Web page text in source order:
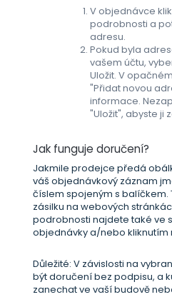
V objednávce
podrobnosti a
adresu.
Pokud byla
vašem účtu,
Uložit. V
"Přidat novou
informace.
"Uložit", abyste ji
Jak funguje doručení?
Jakmile prodejce předá
váš objednávkový záznam
číslem spojeným s balíčkem.
zásilku na webových
podrobnosti najdete také ve
objednávky a/nebo kliknutím
Důležité: V závislosti na
být doručení bez podpisu, a
zanechat ve vaší budově